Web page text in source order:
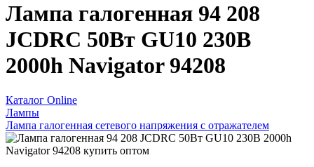
Лампа галогенная 94 208
JCDRC 50Вт GU10 230В
2000h Navigator 94208
Каталог Online
Лампы
Лампа галогенная сетевого напряжения с отражателем